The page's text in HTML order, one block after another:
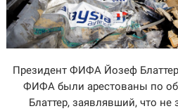
Президент ФИФА Йозеф
ФИФА были арестованы по
Блаттер, заявлявший, что не